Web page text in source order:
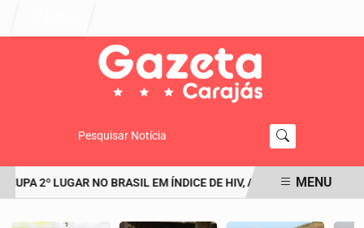
Pesquisar Notícia
2º LUGAR NO BRASIL EM ÍNDICE DE HIV, APONTA MINISTÉRIO
MENU